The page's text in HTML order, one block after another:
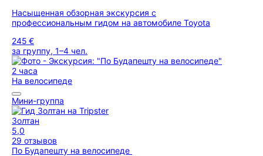
Насыщенная обзорная экскурсия с
профессиональным гидом на автомобиле Toyota
245 €
за группу, 1–4 чел.
2 часа
На велосипеде
Мини-группа
Золтан
5,0
29 отзывов
По Будапешту на велосипеде